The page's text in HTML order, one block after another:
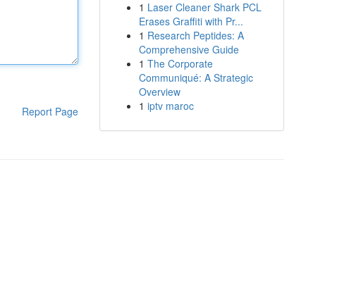
Report Page
1 Laser Cleaner Shark PCL
Erases Graffiti with Pr...
1 Research Peptides: A
Comprehensive Guide
1 The Corporate
Communiqué: A Strategic
Overview
1 iptv maroc